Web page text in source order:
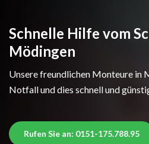
Schnelle Hilfe vom
Mödingen
Unsere freundlichen Monteure in
Notfall und dies schnell und
Rufen Sie an: 0151-175.788.95